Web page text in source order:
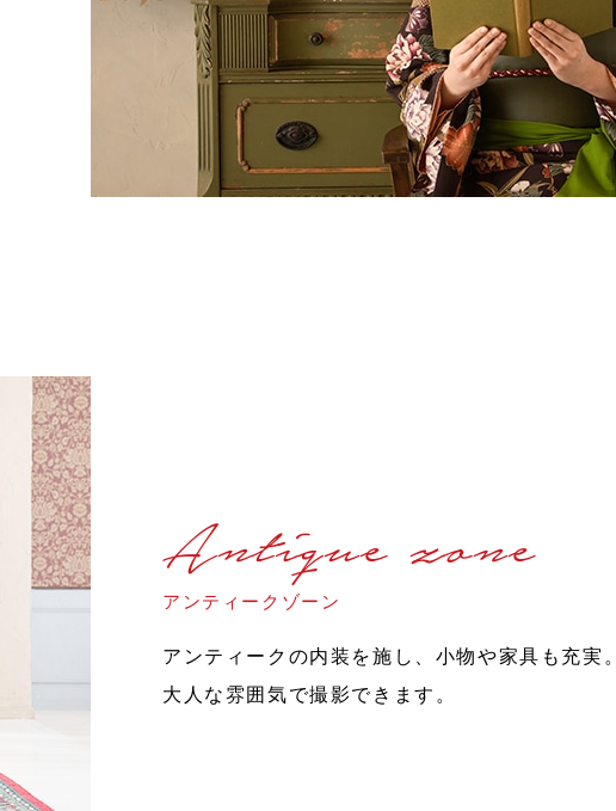
Antique zone
アンティークゾーン
アンティークの内装を施し、小物や家具も充実。
大人な雰囲気で撮影できます。